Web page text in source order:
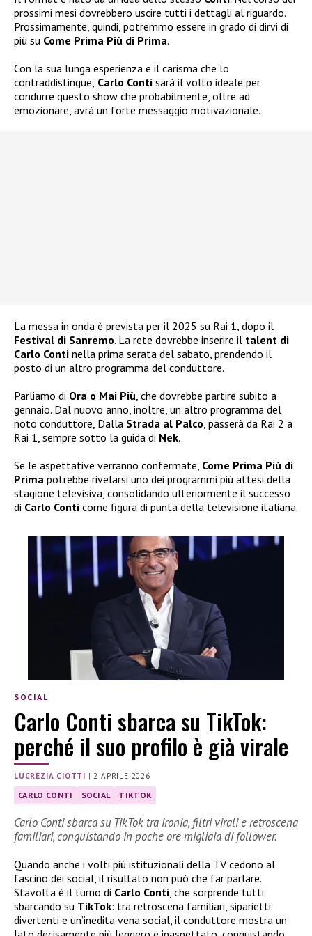
prossimi mesi dovrebbero uscire tutti i dettagli al riguardo.
Prossimamente, quindi, potremmo essere in grado di dirvi di
più su Come Prima Più di Prima.
Con la sua lunga esperienza e il carisma che lo
contraddistingue, Carlo Conti sarà il volto ideale per
condurre questo show che probabilmente, oltre ad
emozionare, avrà un forte messaggio motivazionale.
La messa in onda è prevista per il 2025 su Rai 1, dopo il
Festival di Sanremo. La rete dovrebbe inserire il talent di
Carlo Conti nella prima serata del sabato, prendendo il
posto di un altro programma del conduttore.
Parliamo di Ora o Mai Più, che dovrebbe partire subito a
gennaio. Dal nuovo anno, inoltre, un altro programma del
noto conduttore, Dalla Strada al Palco, passerà da Rai 2 a
Rai 1, sempre sotto la guida di Nek.
Se le aspettative verranno confermate, Come Prima Più di
Prima potrebbe rivelarsi uno dei programmi più attesi della
stagione televisiva, consolidando ulteriormente il successo
di Carlo Conti come figura di punta della televisione italiana.
SOCIAL
Carlo Conti sbarca su TikTok:
perché il suo profilo è già virale
LUCREZIA CIOTTI | 2 APRILE 2026
CARLO CONTI SOCIAL TIKTOK
Carlo Conti sbarca su TikTok tra ironia, filtri virali e retroscena
familiari, conquistando in poche ore migliaia di follower.
Quando anche i volti più istituzionali della TV cedono al
fascino dei social, il risultato non può che far parlare.
Stavolta è il turno di Carlo Conti, che sorprende tutti
sbarcando su TikTok: tra retroscena familiari, siparietti
divertenti e un’inedita vena social, il conduttore mostra un